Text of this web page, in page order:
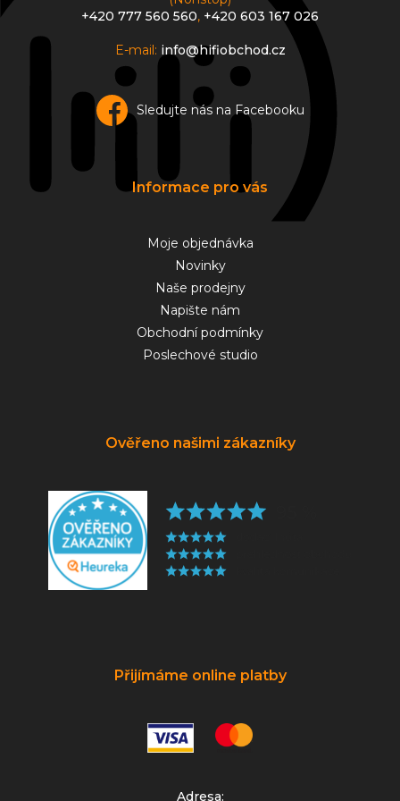
+420 777 560 560, +420 603 167 026
E-mail: info@hifiobchod.cz
Sledujte nás na Facebooku
Informace pro vás
Moje objednávka
Novinky
Naše prodejny
Napište nám
Obchodní podmínky
Poslechové studio
Ověřeno našimi zákazníky
Přijímáme online platby
Adresa: